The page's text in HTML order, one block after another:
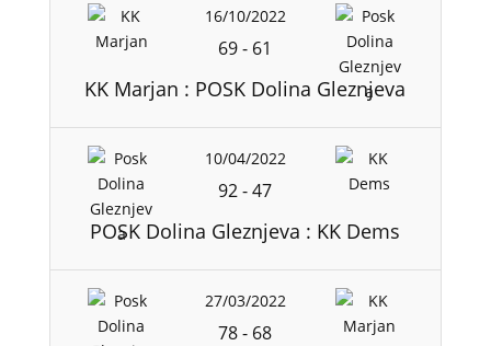
16/10/2022
69- 61
KK Marjan : POSK Dolina Gleznjeva
10/04/2022
92-47
POSK Dolina Gleznjeva : KK Dems
27/03/2022
78- 68